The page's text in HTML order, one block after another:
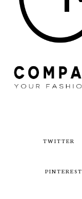
TWITTER
PINTEREST